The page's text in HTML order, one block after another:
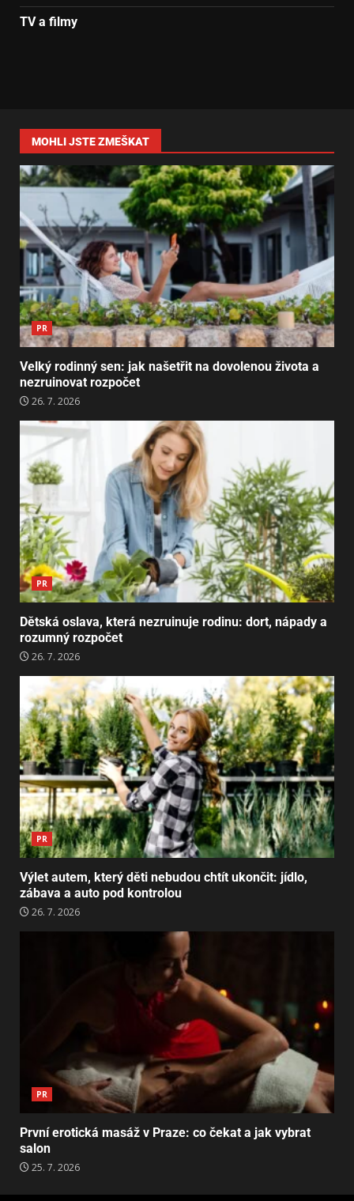
TV a filmy
MOHLI JSTE ZMEŠKAT
PR
Velký rodinný sen: jak našetřit na dovolenou života a
nezruinovat rozpočet
26. 7. 2026
PR
Dětská oslava, která nezruinuje rodinu: dort, nápady a
rozumný rozpočet
26. 7. 2026
PR
Výlet autem, který děti nebudou chtít ukončit: jídlo,
zábava a auto pod kontrolou
26. 7. 2026
PR
První erotická masáž v Praze: co čekat a jak vybrat
salon
25. 7. 2026